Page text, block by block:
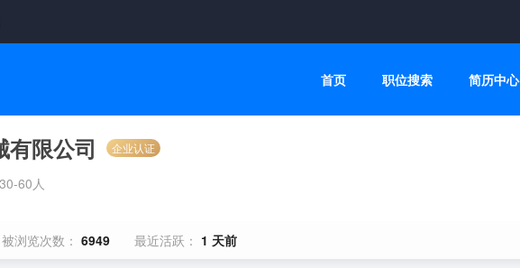
首页 职位搜索 简历中心
有限公司 企业认证
30-60人
被浏览次数： 6949 最近活跃： 1 天前